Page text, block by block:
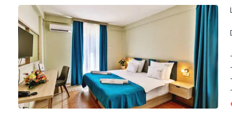
également vous détendre au bord de la piscine ou sur la plage de
pour votre bien-être.
L'aéroport de Tivat se situe à 12 km et l'aéroport de Podgorica à 90
A proximité :
- Plage de Markov (2,5 km).
- Kotor (4 km).
- Monastère de Savina (23 km).
- Forteresse de Kanli Kula (24 km).